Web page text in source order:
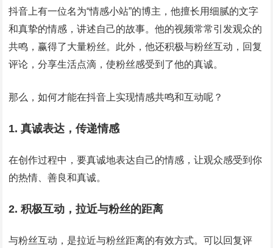
抖音上有一位名为“情感小站”的博主，他擅长用细腻的文字
和真挚的情感，讲述自己的故事。他的视频常常引发观众的
共鸣，赢得了大量粉丝。此外，他还积极与粉丝互动，回复
评论，分享生活点滴，使粉丝感受到了他的真诚。
那么，如何才能在抖音上实现情感共鸣和互动呢？
1. 真诚表达，传递情感
在创作过程中，要真诚地表达自己的情感，让观众感受到你
的热情、善良和真诚。
2. 积极互动，拉近与粉丝的距离
与粉丝互动，是拉近与粉丝距离的有效方式。可以回复评